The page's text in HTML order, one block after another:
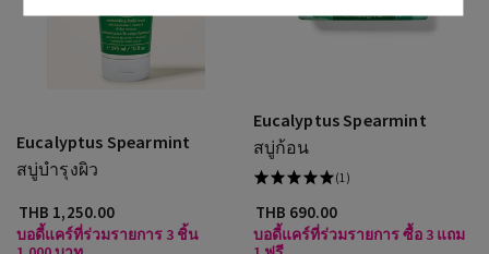
Eucalyptus Spearmint
สบู่บำรุงผิว
THB 1,250.00
บอดี้แคร์ที่ร่วมรายการ 3 ชิ้น
Eucalyptus Spearmint
สบู่ก้อน
(1)
THB 690.00
บอดี้แคร์ที่ร่วมรายการ ซื้อ 3 แถม